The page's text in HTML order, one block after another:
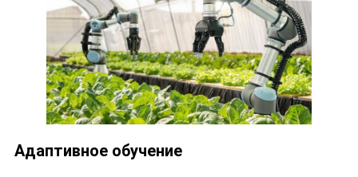
Адаптивное обучение